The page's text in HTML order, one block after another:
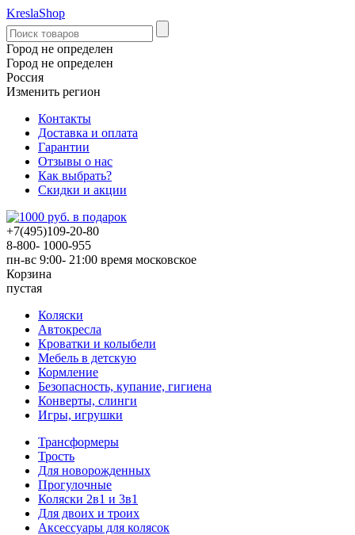
KreslaShop
Город не определен
Город не определен
Россия
Изменить регион
Контакты
Доставка и оплата
Гарантии
Отзывы о нас
Как выбрать?
Скидки и акции
+7(495)109-20-80
8-800- 1000-955
пн-вс 9:00- 21:00 время московское
Корзина
пустая
Коляски
Автокресла
Кроватки и колыбели
Мебель в детскую
Кормление
Безопасность, купание, гигиена
Конверты, слинги
Игры, игрушки
Трансформеры
Трость
Для новорожденных
Прогулочные
Коляски 2в1 и 3в1
Для двоих и троих
Аксессуары для колясок